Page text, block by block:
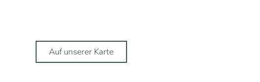
Auf unserer Karte